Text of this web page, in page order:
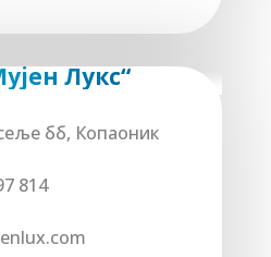
Лукс“
бб, Копаоник
814